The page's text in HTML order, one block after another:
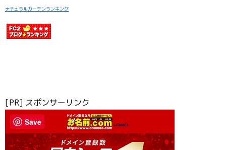
ナチュラルガーデンランキング
[PR] スポンサーリンク
Save